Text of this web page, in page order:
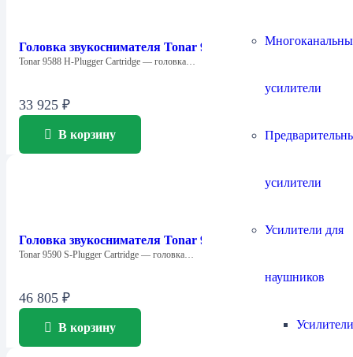
усилители
усилители
Усилители для
наушников
Головка звукоснимателя Tonar 9588 H-plugger T4P
Tonar 9588 H-Plugger Cartridge — головка…
33 925 ₽
В корзину
Головка звукоснимателя Tonar 9590 S-Plugger
Tonar 9590 S-Plugger Cartridge — головка…
46 805 ₽
В корзину